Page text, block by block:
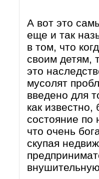
А вот это
еще и так
в том, что
своим детям,
это
мусолят
введено для
как
состояние по
что очень
скупая